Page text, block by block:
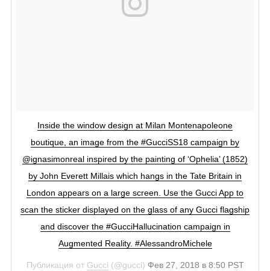
Inside the window design at Milan Montenapoleone
boutique, an image from the #GucciSS18 campaign by
@ignasimonreal inspired by the painting of ‘Ophelia’ (1852)
by John Everett Millais which hangs in the Tate Britain in
London appears on a large screen. Use the Gucci App to
scan the sticker displayed on the glass of any Gucci flagship
and discover the #GucciHallucination campaign in
Augmented Reality. #AlessandroMichele
Публикация от Gucci (@gucci) Фев 27, 2018 в 8:50 PST